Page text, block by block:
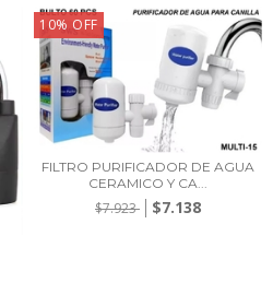
10% OFF
FILTRO PURIFICADOR DE AGUA
CERAMICO Y CA...
$7.923 $7.138